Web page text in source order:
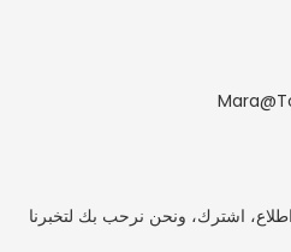
اشترك، ونحن نرحب بك لتخبرنا